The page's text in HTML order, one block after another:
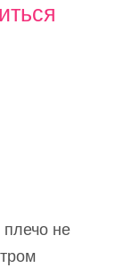
плечо не